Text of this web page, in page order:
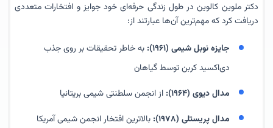
دکتر ملوین کالوین در طول زندگی حرفه‌ای خود جوایز و افتخارات متعددی
دریافت کرد که مهم‌ترین آن‌ها عبارتند از:
جایزه نوبل شیمی (۱۹۶۱):
به خاطر تحقیقات بر روی جذب
دی‌اکسید کربن توسط گیاهان
مدال دیوی (۱۹۶۴):
از انجمن سلطنتی شیمی بریتانیا
مدال پریستلی (۱۹۷۸):
بالاترین افتخار انجمن شیمی آمریکا